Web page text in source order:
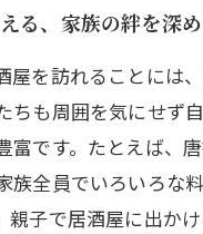
る、家族の絆を深
屋を訪れることには
ちも周囲を気にせず
富です。たとえば、
族全員でいろいろな
親子で居酒屋に出か